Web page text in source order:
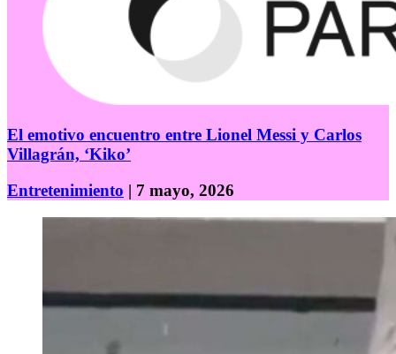
El emotivo encuentro entre Lionel Messi y Carlos
Villagrán, ‘Kiko’
Entretenimiento | 7 mayo, 2026